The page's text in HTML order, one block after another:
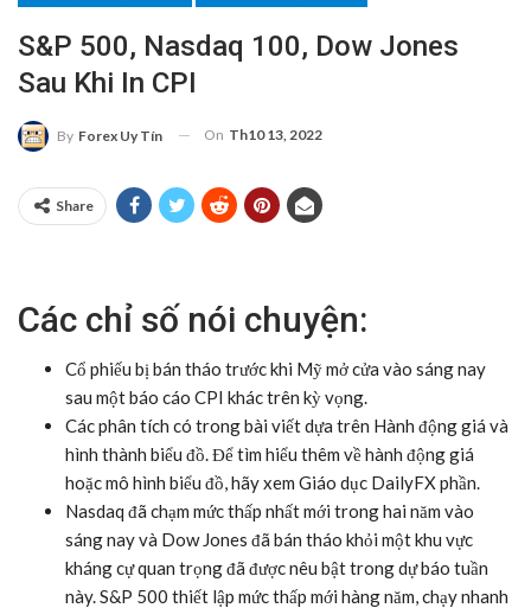
S&P 500, Nasdaq 100, Dow Jones
Sau Khi In CPI
By Forex Uy Tín On Th10 13, 2022
Share
Các chỉ số nói chuyện:
Cổ phiếu bị bán tháo trước khi Mỹ mở cửa vào sáng nay
sau một báo cáo CPI khác trên kỳ vọng.
Các phân tích có trong bài viết dựa trên Hành động giá và
hình thành biểu đồ. Để tìm hiểu thêm về hành động giá
hoặc mô hình biểu đồ, hãy xem Giáo dục DailyFXphần.
Nasdaq đã chạm mức thấp nhất mới trong hai năm vào
sáng nay và Dow Jones đã bán tháo khỏi một khu vực
kháng cự quan trọng đã được nêu bật trong dự báo tuần
này. S&P 500 thiết lập mức thấp mới hàng năm, chạy nhanh